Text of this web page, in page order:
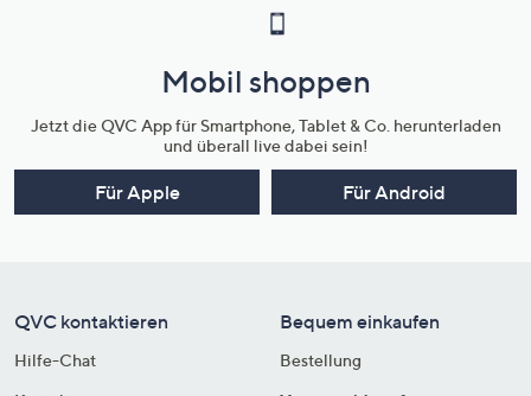
Mobil shoppen
Jetzt die QVC App für Smartphone, Tablet & Co. herunterladen
und überall live dabei sein!
Für Apple Für Android
QVC kontaktieren
Hilfe-Chat
Bequem einkaufen
Bestellung